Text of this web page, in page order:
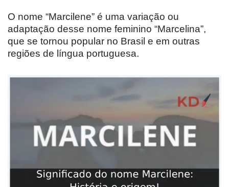
O nome “Marcilene” é uma variação ou
adaptação desse nome feminino “Marcelina”,
que se tornou popular no Brasil e em outras
regiões de língua portuguesa.